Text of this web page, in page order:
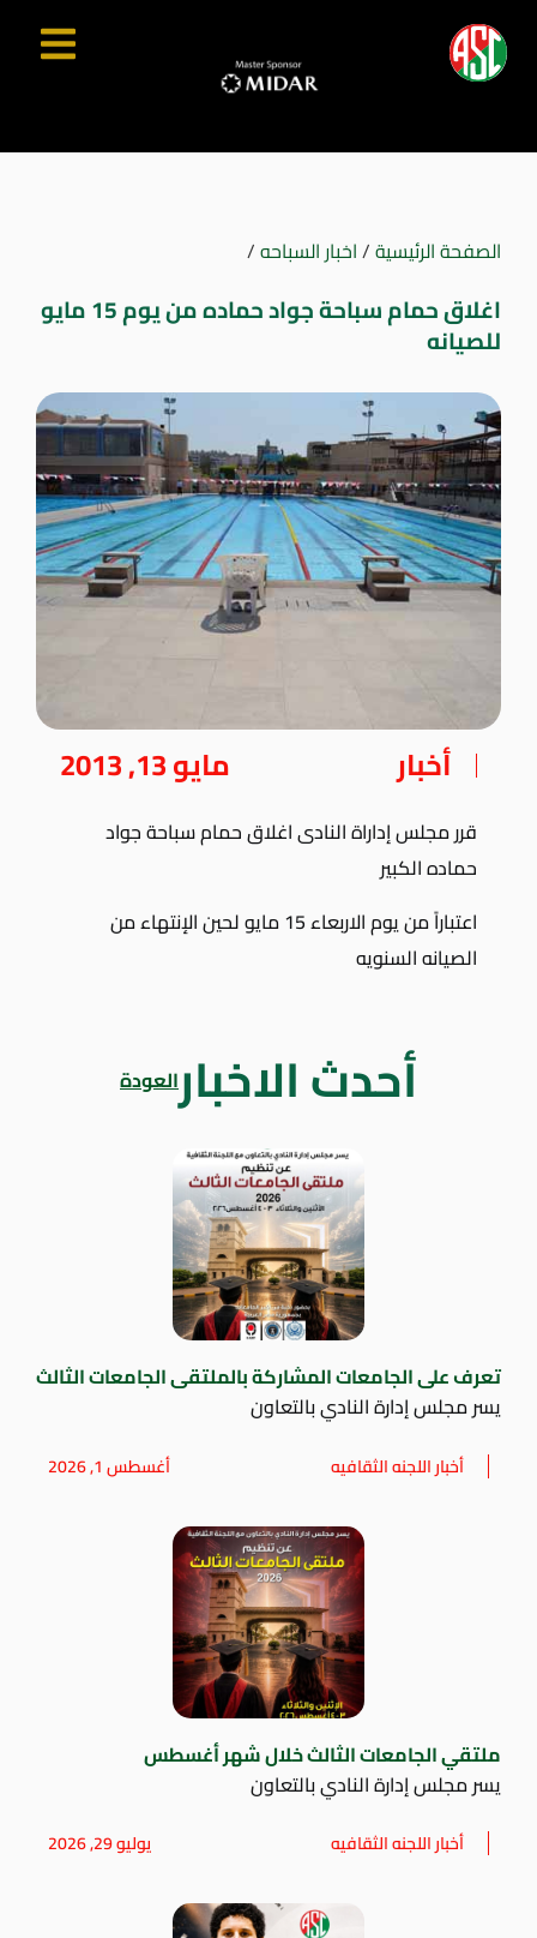
الصفحة الرئيسية/اخبار السباحه/
اغلاق حمام سباحة جواد حماده من يوم 15 مايو
للصيانه
أخبار مايو 13, 2013
قرر مجلس إداراة النادى اغلاق حمام سباحة جواد
حماده الكبير
اعتباراً من يوم الاربعاء 15 مايو لحين الإنتهاء من
الصيانه السنويه
أحدث الاخبارالعودة
تعرف على الجامعات المشاركة بالملتقى الجامعات الثالث
يسر مجلس إدارة النادي بالتعاون
أخبار اللجنه الثقافيه أغسطس 1, 2026
ملتقي الجامعات الثالث خلال شهر أغسطس
يسر مجلس إدارة النادي بالتعاون
أخبار اللجنه الثقافيه يوليو 29, 2026